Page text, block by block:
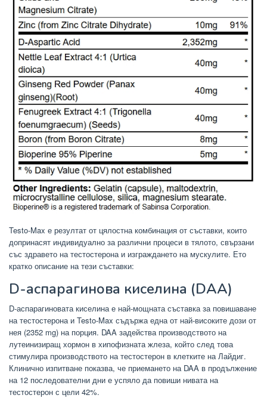
Testo-Max е резултат от цялостна комбинация от съставки, които
допринасят индивидуално за различни процеси в тялото, свързани
със здравето на тестостерона и изграждането на мускулите. Ето
кратко описание на тези съставки:
D-аспарагинова киселина (DAA)
D-аспарагиновата киселина е най-мощната съставка за повишаване
на тестостерона и Testo-Max съдържа една от най-високите дози от
нея (2352 mg) на порция. DAA задейства производството на
лутеинизиращ хормон в хипофизната жлеза, който след това
стимулира производството на тестостерон в клетките на Лайдиг.
Клинично изпитване показва, че приемането на DAA в продължение
на 12 последователни дни е успяло да повиши нивата на
тестостерон с цели 42%.